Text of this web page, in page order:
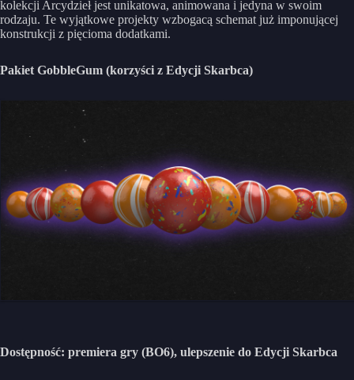
kolekcji Arcydzieł jest unikatowa, animowana i jedyna w swoim
rodzaju. Te wyjątkowe projekty wzbogacą schemat już imponującej
konstrukcji z pięcioma dodatkami.
Pakiet GobbleGum (korzyści z Edycji Skarbca)
Dostępność: premiera gry (BO6), ulepszenie do Edycji Skarbca